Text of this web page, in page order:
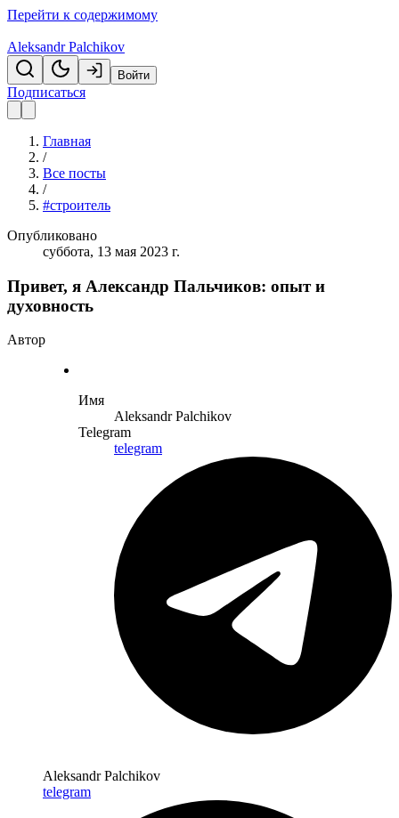
Перейти к содержимому
Aleksandr Palchikov
Войти
Подписаться
Главная
/
Все посты
/
#строитель
Опубликовано
суббота, 13 мая 2023 г.
Привет, я Александр Пальчиков: опыт и
духовность
Автор
Имя
Aleksandr Palchikov
Telegram
telegram
Aleksandr Palchikov
telegram